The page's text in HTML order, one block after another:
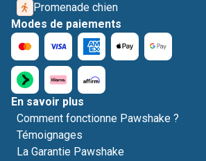
Promenade chien
Modes de paiements
En savoir plus
Comment fonctionne Pawshake ?
Témoignages
La Garantie Pawshake